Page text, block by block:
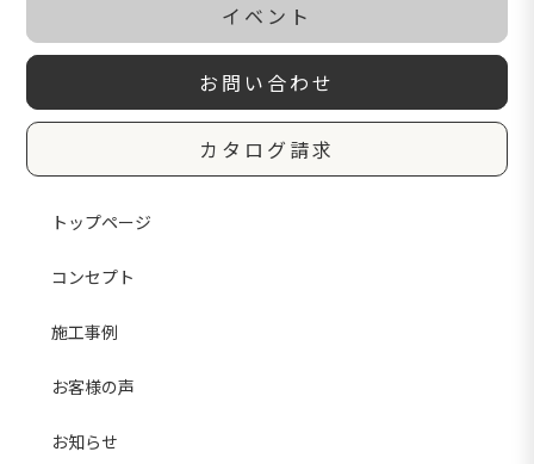
イベント
お問い合わせ
カタログ請求
トップページ
コンセプト
施工事例
お客様の声
お知らせ